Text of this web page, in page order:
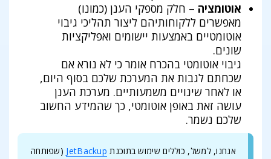
אוטומציה – חלק מספקי הענן (כמונו)
מאפשרים ללקוחותיהם ליצור תהליכי גיבוי
אוטומטיים באמצעות יישומים ואפליקציות
שונים.
גיבוי אוטומטי בהכרח אומר כי לא נורא אם
שכחתם לגבות את המערכת שלכם בסוף היום,
או לאחר שינויים משמעותיים. מערכת הענן
עושה זאת באופן אוטומטי, כך שהמידע החשוב
שלכם נשמר.
אנחנו, למשל, כוללים שימוש בתוכנת JetBackup (שפותחה